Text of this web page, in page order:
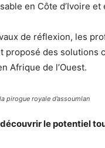
en Côte d’Ivoire et
de réflexion, les
proposé des
Afrique de l’Ouest.
pirogue royale d’assoumlan
découvrir le potentiel